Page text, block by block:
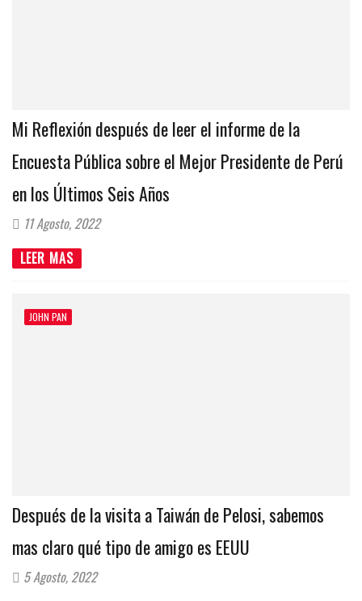
Mi Reflexión después de leer el informe de la
Encuesta Pública sobre el Mejor Presidente de Perú
en los Últimos Seis Años
11 Agosto, 2022
LEER MAS
JOHN PAN
Después de la visita a Taiwán de Pelosi, sabemos
mas claro qué tipo de amigo es EEUU
5 Agosto, 2022